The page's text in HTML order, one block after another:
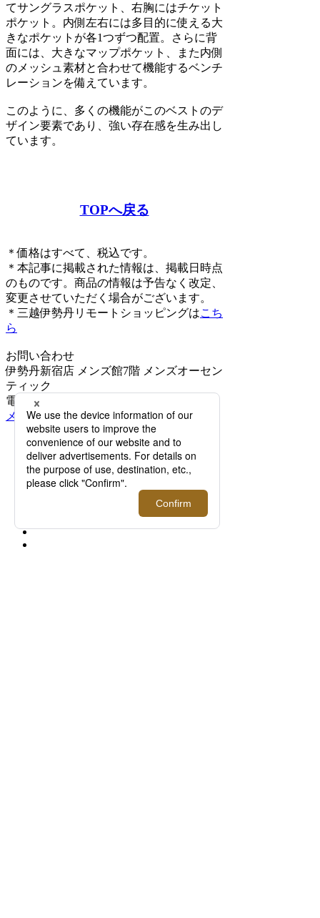
てサングラスポケット、右胸にはチケット
ポケット。内側左右には多目的に使える大
きなポケットが各1つずつ配置。さらに背
面には、大きなマップポケット、また内側
のメッシュ素材と合わせて機能するベンチ
レーションを備えています。
このように、多くの機能がこのベストのデ
ザイン要素であり、強い存在感を生み出し
ています。
TOPへ戻る
＊価格はすべて、税込です。
＊本記事に掲載された情報は、掲載日時点
のものです。商品の情報は予告なく改定、
変更させていただく場合がございます。
＊三越伊勢丹リモートショッピングはこち
ら
お問い合わせ
伊勢丹新宿店 メンズ館7階 メンズオーセン
ティック
電話03-3352-1111 大代表
メールでのお問い合わせはこちら